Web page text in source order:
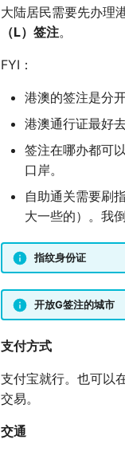
大陆居民需要先办理
（L）签注。
FYI：
港澳的签注是分
港澳通行证最好
签注在哪办都可
口岸。
自助通关需要刷
大一些的）。我
指纹身份证
开放G签注的城市
支付方式
支付宝就行。也可以
交易。
交通